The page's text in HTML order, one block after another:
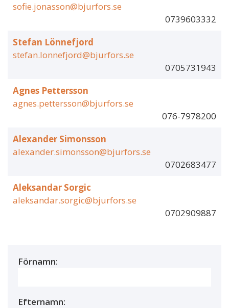
sofie.jonasson@bjurfors.se
0739603332
Stefan Lönnefjord
stefan.lonnefjord@bjurfors.se
0705731943
Agnes Pettersson
agnes.pettersson@bjurfors.se
076-7978200
Alexander Simonsson
alexander.simonsson@bjurfors.se
0702683477
Aleksandar Sorgic
aleksandar.sorgic@bjurfors.se
0702909887
Förnamn:
Efternamn: